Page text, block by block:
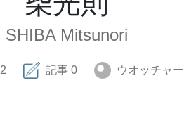
SHIBA Mitsunori
2 記事 0 ウオッチャー